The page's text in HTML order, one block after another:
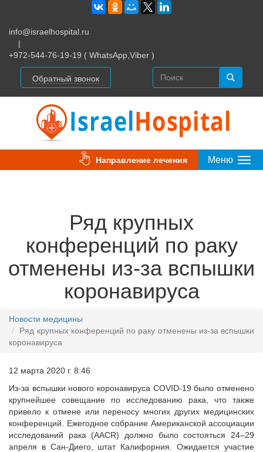
info@israelhospital.ru
|
+972-544-76-19-19 ( WhatsApp,Viber )
Обратный звонок
Меню
Направление лечения
Ряд крупных
конференций по раку
отменены из-за вспышки
коронавируса
Новости медицины
Ряд крупных конференций по раку отменены из-за вспышки
коронавируса
12 марта 2020 г. 8:46
Из-за вспышки нового коронавируса COVID-19 было отменено
крупнейшее совещание по исследованию рака, что также
привело к отмене или переносу многих других медицинских
конференций. Ежегодное собрание Американской ассоциации
исследований рака (AACR) должно было состояться 24–29
апреля в Сан-Диего, штат Калифорния. Ожидается участие